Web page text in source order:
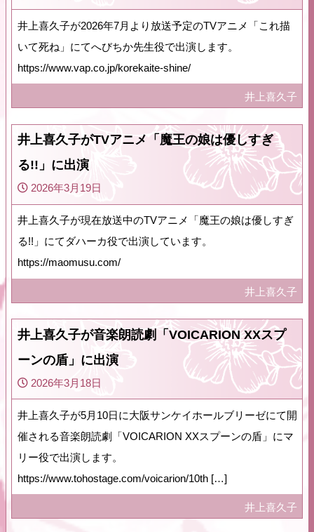
井上喜久子が2026年7月より放送予定のTVアニメ「これ描
いて死ね」にてへびちか先生役で出演します。
https://www.vap.co.jp/korekaite-shine/
井上喜久子
井上喜久子がTVアニメ「魔王の娘は優しすぎ
る!!」に出演
2026年3月19日
井上喜久子が現在放送中のTVアニメ「魔王の娘は優しすぎ
る!!」にてダハーカ役で出演しています。
https://maomusu.com/
井上喜久子
井上喜久子が音楽朗読劇「VOICARION XXスプ
ーンの盾」に出演
2026年3月18日
井上喜久子が5月10日に大阪サンケイホールブリーゼにて開
催される音楽朗読劇「VOICARION XXスプーンの盾」にマ
リー役で出演します。
https://www.tohostage.com/voicarion/10th […]
井上喜久子